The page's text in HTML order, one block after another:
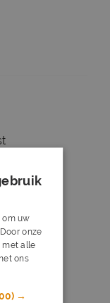
om uw
onze
met alle
ons
→